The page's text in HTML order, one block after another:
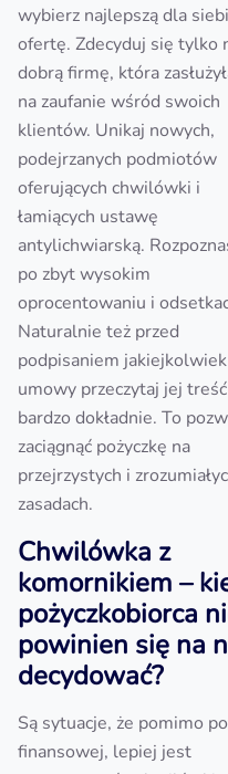
wybierz najlepszą dla
ofertę. Zdecyduj się tylko
dobrą firmę, która
na zaufanie wśród swoich
klientów. Unikaj nowych,
podejrzanych podmiotów
oferujących chwilówki i
łamiących ustawę
antylichwiarską.
po zbyt wysokim
oprocentowaniu i
Naturalnie też przed
podpisaniem jakiejkolwiek
umowy przeczytaj jej treść
bardzo dokładnie. To
zaciągnąć pożyczkę na
przejrzystych i
zasadach.
Chwilówka z
komornikiem –
pożyczkobiorca
powinien się na
decydować?
Są sytuacje, że pomimo
finansowej, lepiej jest